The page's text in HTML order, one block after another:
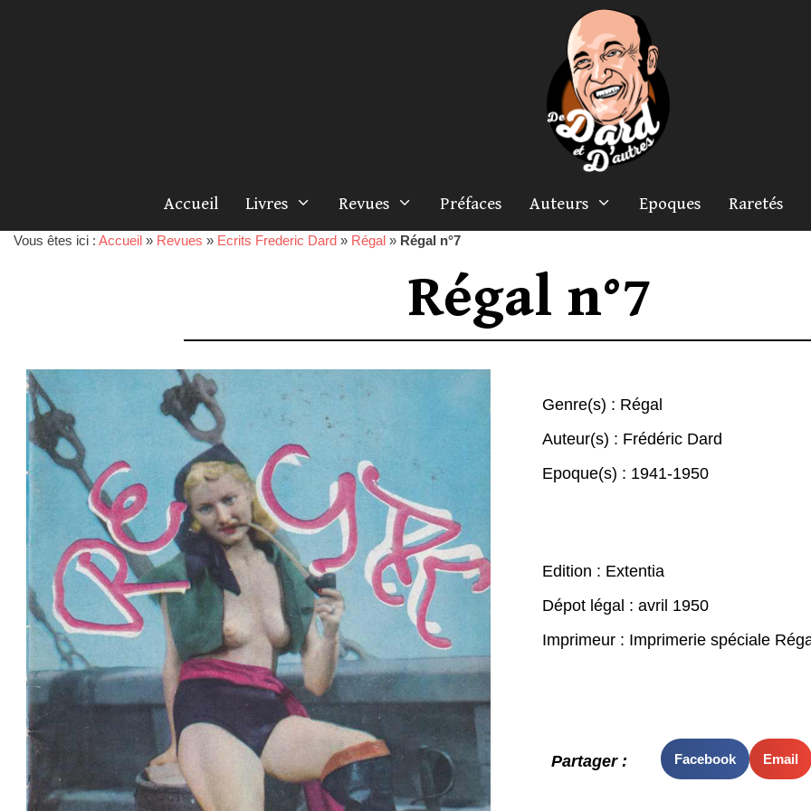
Accueil Livres Revues Préfaces Auteurs Epoques Raretés
Vous êtes ici : Accueil » Revues » Ecrits Frederic Dard » Régal » Régal n°7
Régal n°7
Genre(s) : Régal
Auteur(s) : Frédéric Dard
Epoque(s) : 1941-1950
Edition : Extentia
Dépot légal : avril 1950
Imprimeur : Imprimerie spéciale
Partager : Facebook Email